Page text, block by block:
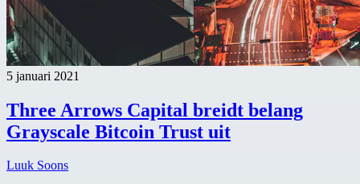
5 januari 2021
Three Arrows Capital breidt belang
Grayscale Bitcoin Trust uit
Luuk Soons